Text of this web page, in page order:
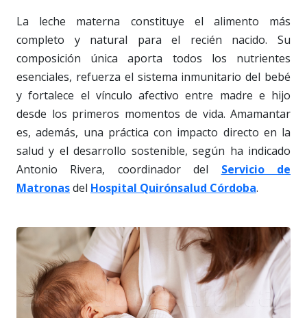
La leche materna constituye el alimento más
completo y natural para el recién nacido. Su
composición única aporta todos los nutrientes
esenciales, refuerza el sistema inmunitario del bebé
y fortalece el vínculo afectivo entre madre e hijo
desde los primeros momentos de vida. Amamantar
es, además, una práctica con impacto directo en la
salud y el desarrollo sostenible, según ha indicado
Antonio Rivera, coordinador del Servicio de
Matronasdel Hospital Quirónsalud Córdoba.